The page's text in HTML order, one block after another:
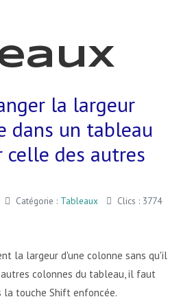
la largeur
dans un tableau
celle des autres
Catégorie : Tableaux Clics : 3774
la largeur d'une colonne sans qu'il
colonnes du tableau, il faut
la touche Shift enfoncée.